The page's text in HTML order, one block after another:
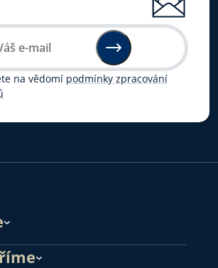
na vědomí podmínky zpracování